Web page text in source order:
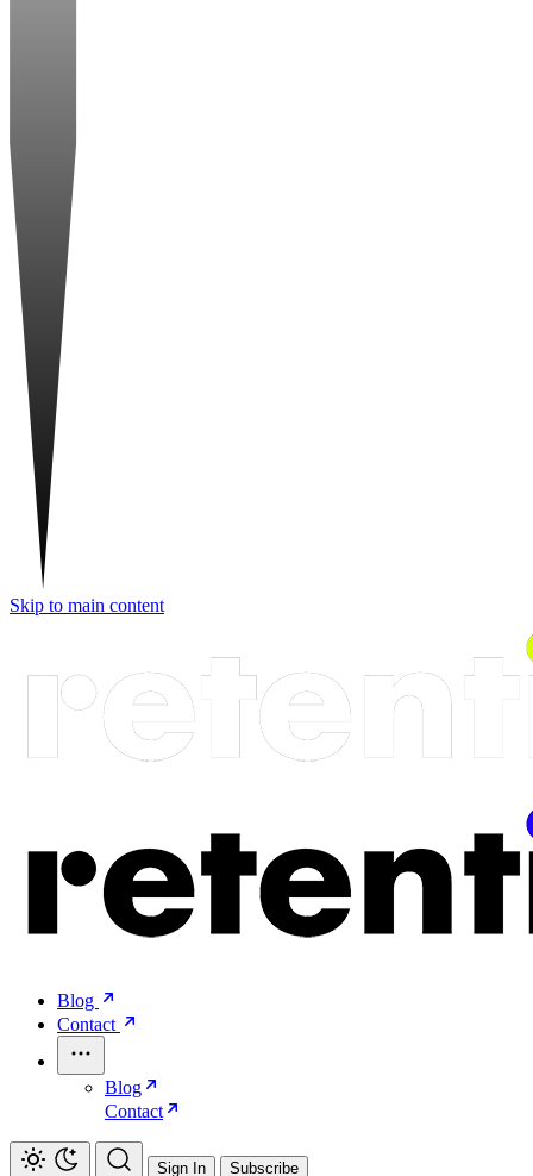
Skip to main content
Blog
Contact
Blog
Contact
Sign In Subscribe